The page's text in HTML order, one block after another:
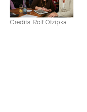
Credits: Rolf Otzipka